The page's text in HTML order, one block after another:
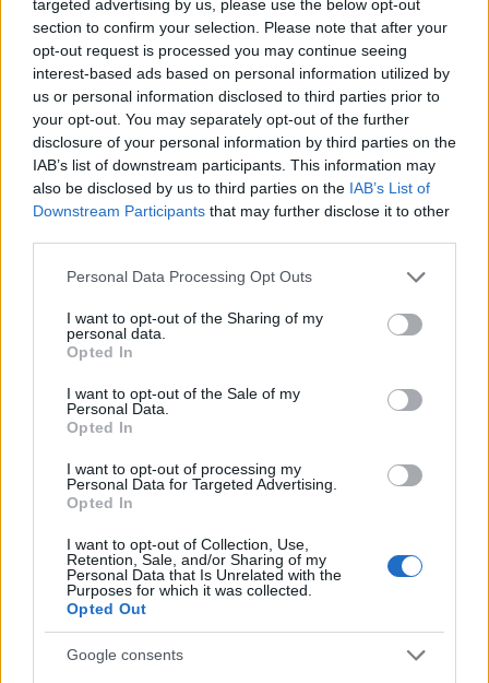
targeted advertising by us, please use the below opt-out
section to confirm your selection. Please note that after your
opt-out request is processed you may continue seeing
interest-based ads based on personal information utilized by
us or personal information disclosed to third parties prior to
your opt-out. You may separately opt-out of the further
disclosure of your personal information by third parties on the
IAB’s list of downstream participants. This information may
also be disclosed by us to third parties on the IAB’s List of
Downstream Participants that may further disclose it to other
Please note that this website/app uses one or more Google
not limited to your visit or usage behaviour. You may click to
grant or deny consent to Google and its third-party tags to
use your data for below specified purposes in below Google
consent section.
Personal Data Processing Opt Outs
I want to opt-out of the Sharing of my
personal data.
Opted In
I want to opt-out of the Sale of my
Personal Data.
Opted In
I want to opt-out of processing my
Personal Data for Targeted Advertising.
Opted In
I want to opt-out of Collection, Use,
Retention, Sale, and/or Sharing of my
Personal Data that Is Unrelated with the
Purposes for which it was collected.
Opted Out
Google consents
materiali, versatilità delle forme e attenzione ai
dettagli rende il Hudson e ilNew York Shoulder
opzioni concrete per chi desidera inserire nel
proprio guardaroba borse eleganti e funzionali. Per
le appassionate di moda, inoltre, si tratta di
alternative perfette da aggiungere alla wishlist.
Luca Bellini
Luca Bellini proviene dalle cucine torinesi:
dopo una decisione professionale presa
davanti al mercato di Porta Palazzo ha
lasciato il lavoro in brigata per il giornalismo
gastronomico. In redazione difende ricette
tradotte in chiave contemporanea, porta la
conserva la collezione di ricettari della nonna.